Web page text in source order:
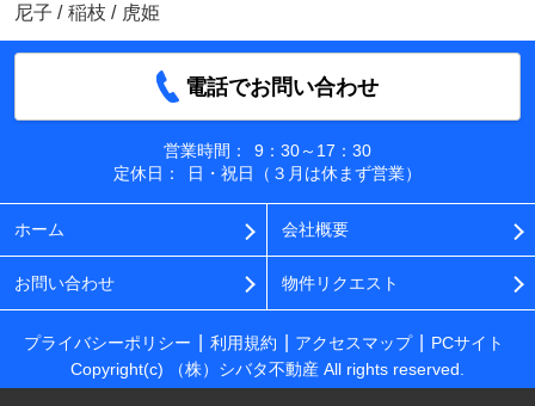
尼子 / 稲枝 / 虎姫
電話でお問い合わせ
営業時間：
9：30～17：30
定休日：
日・祝日（３月は休まず営業）
ホーム 会社概要
お問い合わせ 物件リクエスト
プライバシーポリシー 利用規約 アクセスマップ
PCサイト
Copyright(c) （株）シバタ不動産 All rights reserved.